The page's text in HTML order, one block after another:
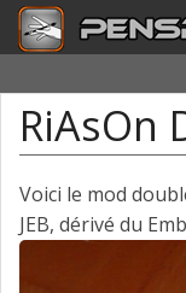
Tricks & Combos
Stylos & Mods
Tournois
RiAsOn
Voici le mod
JEB, dérivé du